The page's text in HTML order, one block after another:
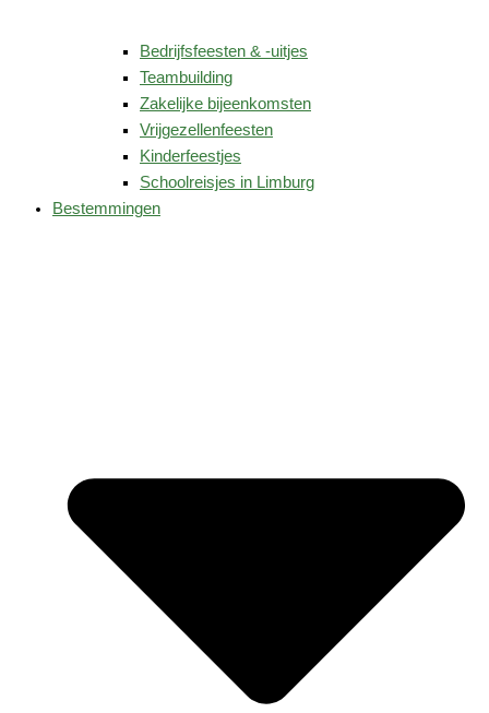
Bedrijfsfeesten & -uitjes
Teambuilding
Zakelijke bijeenkomsten
Vrijgezellenfeesten
Kinderfeestjes
Schoolreisjes in Limburg
Bestemmingen